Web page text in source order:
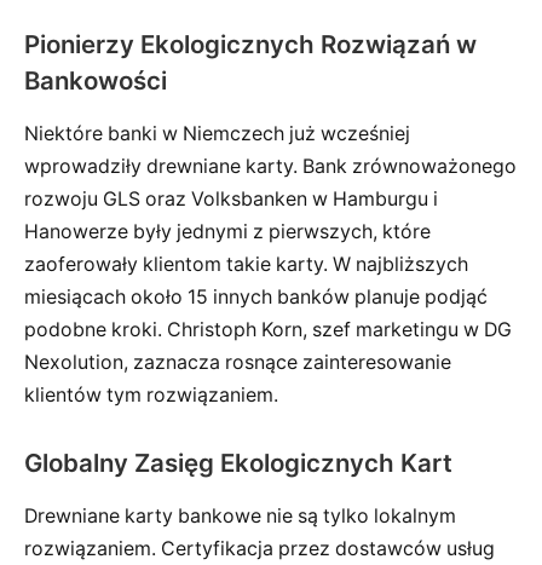
Pionierzy Ekologicznych Rozwiązań w
Bankowości
Niektóre banki w Niemczech już wcześniej
wprowadziły drewniane karty. Bank zrównoważonego
rozwoju GLS oraz Volksbanken w Hamburgu i
Hanowerze były jednymi z pierwszych, które
zaoferowały klientom takie karty. W najbliższych
miesiącach około 15 innych banków planuje podjąć
podobne kroki. Christoph Korn, szef marketingu w DG
Nexolution, zaznacza rosnące zainteresowanie
klientów tym rozwiązaniem.
Globalny Zasięg Ekologicznych Kart
Drewniane karty bankowe nie są tylko lokalnym
rozwiązaniem. Certyfikacja przez dostawców usług